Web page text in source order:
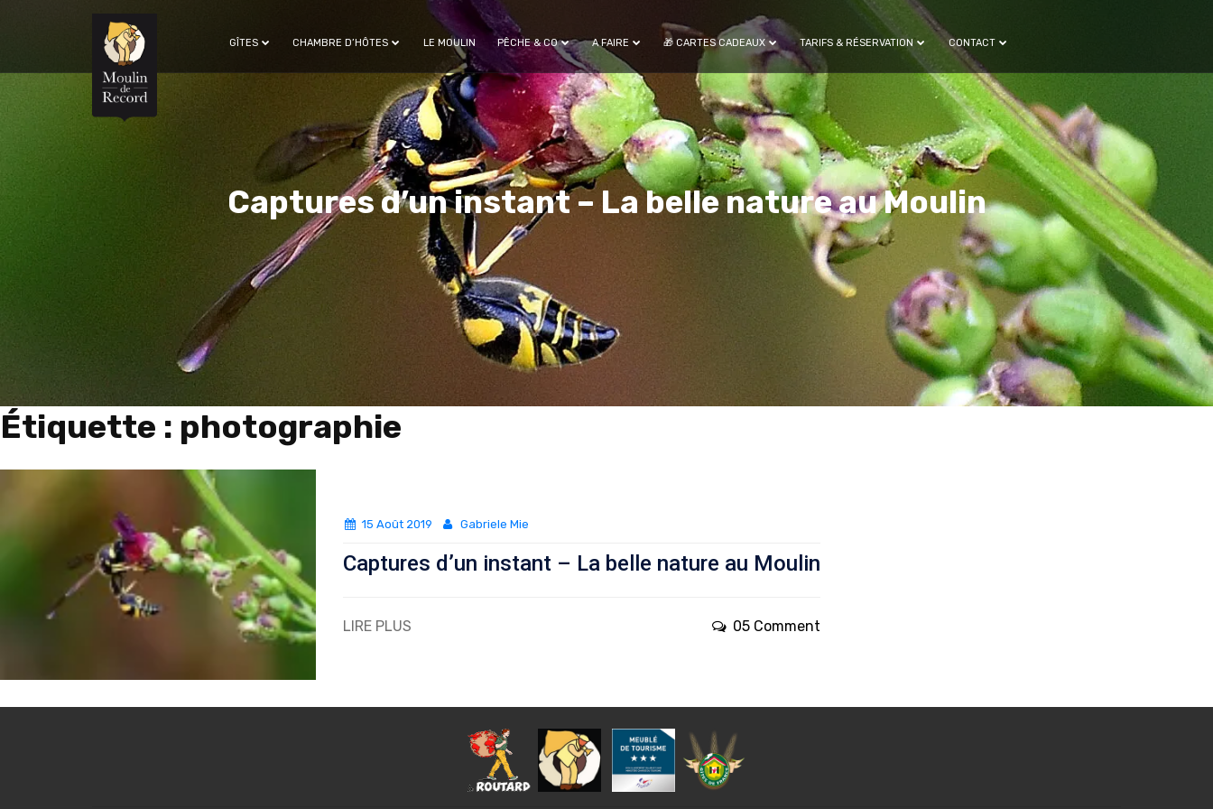
GÎTES CHAMBRE D’HÔTES LE MOULIN PÊCHE & CO A FAIRE 🎁 CARTES CADEAUX TARIFS & RÉSERVATION CONTACT
Captures d’un instant – La belle nature au Moulin
Étiquette : photographie
15 Août 2019 Gabriele Mie
Captures d’un instant – La belle nature au Moulin
LIRE PLUS 05 Comment